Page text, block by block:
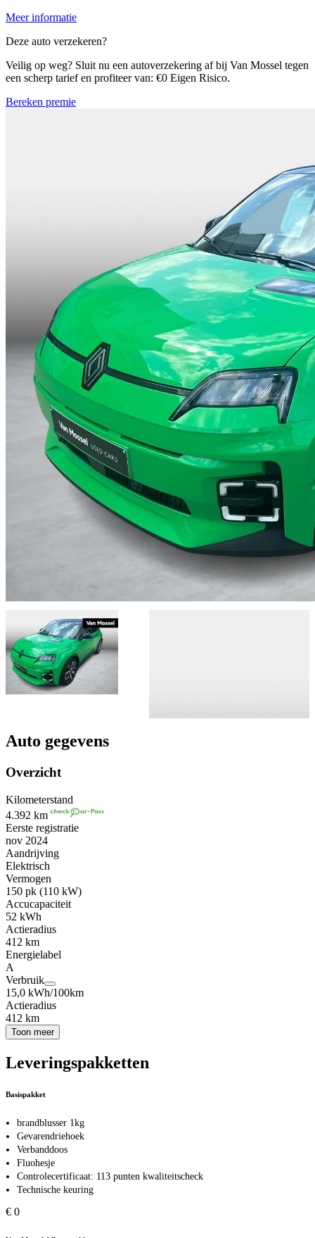
Meer informatie
Deze auto verzekeren?
Veilig op weg? Sluit nu een autoverzekering af bij Van Mossel tegen
een scherp tarief en profiteer van: €0 Eigen Risico.
Bereken premie
Auto gegevens
Overzicht
Kilometerstand
4.392 km
Eerste registratie
nov 2024
Aandrijving
Elektrisch
Vermogen
150 pk (110 kW)
Accucapaciteit
52 kWh
Actieradius
412 km
Energielabel
A
Verbruik
15,0 kWh/100km
Actieradius
412 km
Toon meer
Leveringspakketten
Basispakket
brandblusser 1kg
Gevarendriehoek
Verbanddoos
Fluohesje
Controlecertificaat: 113 punten kwaliteitscheck
Technische keuring
€ 0